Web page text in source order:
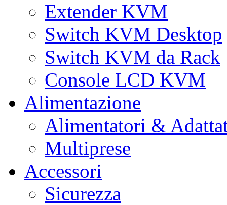
Extender KVM
Switch KVM Desktop
Switch KVM da Rack
Console LCD KVM
Alimentazione
Alimentatori &
Multiprese
Accessori
Sicurezza